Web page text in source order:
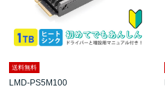
送料無料
LMD-PS5M100